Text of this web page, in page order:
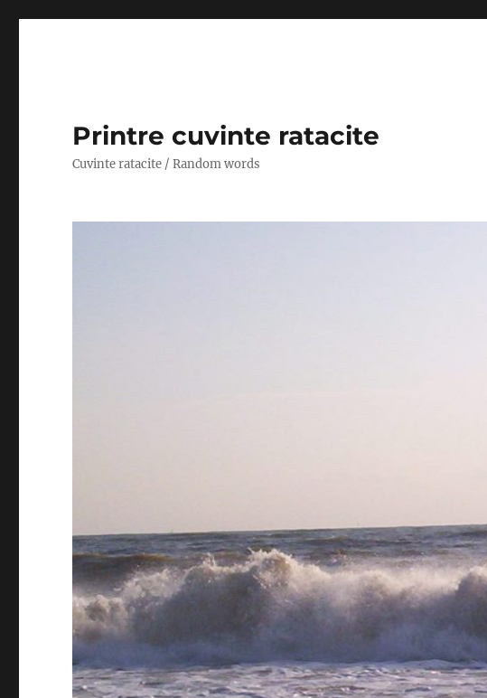
Printre cuvinte ratacite
Cuvinte ratacite / Random words